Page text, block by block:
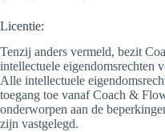
Licentie:
Tenzij anders vermeld, bezit
intellectuele eigendomsrechten
Alle intellectuele
toegang toe vanaf Coach &
onderworpen aan de
zijn vastgelegd.